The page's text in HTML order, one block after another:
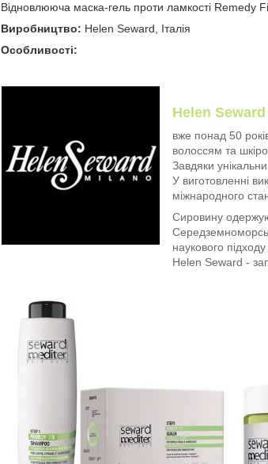
Відновлююча маска-гель проти ламкості Remedy
Виробництво: Helen Seward, Італія
Особливості:
Helen Seward
вже понад 50
волоссям та
Завдяки
У виготовленні
міжнародного
Сировину
наукового
Helen Seward -